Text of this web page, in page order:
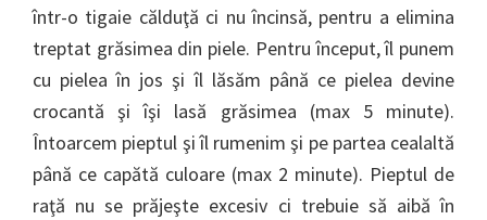
într-o tigaie călduţă ci nu încinsă, pentru a elimina
treptat grăsimea din piele. Pentru început, îl punem
cu pielea în jos şi îl lăsăm până ce pielea devine
crocantă şi îşi lasă grăsimea (max 5 minute).
Întoarcem pieptul şi îl rumenim şi pe partea cealaltă
până ce capătă culoare (max 2 minute). Pieptul de
raţă nu se prăjeşte excesiv ci trebuie să aibă în